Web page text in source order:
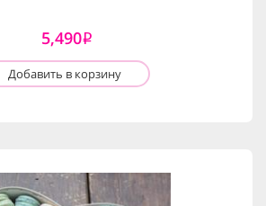
5,490i
Добавить в корзину